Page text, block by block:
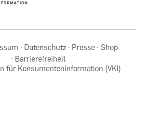
Datenschutz Presse
Shop
Barrierefreiheit
für Konsumenteninformation (VKI)